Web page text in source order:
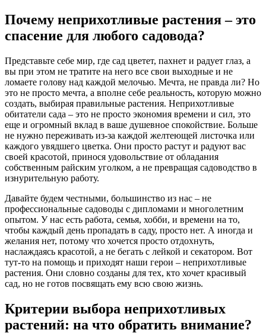
Почему неприхотливые растения – это
спасение для любого садовода?
Представьте себе мир, где сад цветет, пахнет и радует глаз, а
вы при этом не тратите на него все свои выходные и не
ломаете голову над каждой мелочью. Мечта, не правда ли? Но
это не просто мечта, а вполне себе реальность, которую можно
создать, выбирая правильные растения. Неприхотливые
обитатели сада – это не просто экономия времени и сил, это
еще и огромный вклад в ваше душевное спокойствие. Больше
не нужно переживать из-за каждой желтеющей листочка или
каждого увядшего цветка. Они просто растут и радуют вас
своей красотой, принося удовольствие от обладания
собственным райским уголком, а не превращая садоводство в
изнурительную работу.
Давайте будем честными, большинство из нас – не
профессиональные садоводы с дипломами и многолетним
опытом. У нас есть работа, семья, хобби, и времени на то,
чтобы каждый день пропадать в саду, просто нет. А иногда и
желания нет, потому что хочется просто отдохнуть,
наслаждаясь красотой, а не бегать с лейкой и секатором. Вот
тут-то на помощь и приходят наши герои – неприхотливые
растения. Они словно созданы для тех, кто хочет красивый
сад, но не готов посвящать ему всю свою жизнь.
Критерии выбора неприхотливых
растений: на что обратить внимание?